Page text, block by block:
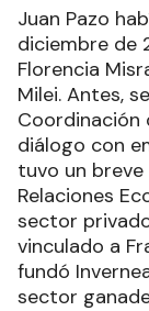
Juan Pazo
diciembre de
Florencia
Milei. Antes,
Coordinación
diálogo con
tuvo un
Relaciones
sector
vinculado a
fundó
sector